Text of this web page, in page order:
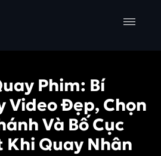
Phim: Bí
Video Đẹp, Chọn
Và Bố Cục
Khi Quay Nhân